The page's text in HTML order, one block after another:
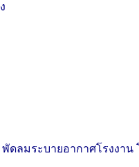
ลมระบายอากาศโรงงาน